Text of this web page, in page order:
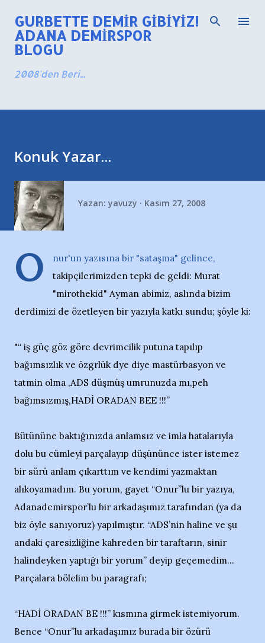
Ana içeriğe atla
GURBETTE DEMIR GIBIYIZ!
ADANA DEMIRSPOR
BLOGU
2008'den Beri...
Konuk Yazar...
Yazan: yavuzy Kasım 27, 2008
O
nur'un yazısına bir "sataşma" gelince,
takipçilerimizden tepki de geldi: Murat
"mirothekid" Ayman abimiz, aslında bizim
derdimizi de özetleyen bir yazıyla katkı sundu; şöyle ki:
"“ iş güç göz göre devrimcilik putuna tapılıp
bağımsızlık ve özgrlük dye diye mastürbasyon ve
tatmin olma ,ADS düşmüş umrunuzda mı,peh
bağımsızmış,HADİ ORADAN BEE !!!”
Bütününe baktığınızda anlamsız ve imla hatalarıyla
dolu bu cümleyi parçalayıp düşününce ister istemez
bir sürü anlam çıkarttım ve kendimi yazmaktan
alıkoyamadım. Bu yorum, gayet “Onur”lu bir yazıya,
Adanademirspor’lu bir arkadaşımız tarafından (ya da
biz öyle sanıyoruz) yapılmıştır. “ADS’nin haline ve şu
andaki çaresizliğine kahreden bir taraftarın, sinir
halindeyken yaptığı bir yorum” deyip geçemedim...
Parçalara bölelim bu paragrafı;
“HADİ ORADAN BE !!!” kısmına girmek istemiyorum.
Bence “Onur”lu arkadaşımız burada bir özürü